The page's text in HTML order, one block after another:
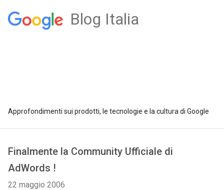
Blog Italia
Approfondimenti sui prodotti, le tecnologie e la cultura di Google
Finalmente la Community Ufficiale di
AdWords !
22 maggio 2006